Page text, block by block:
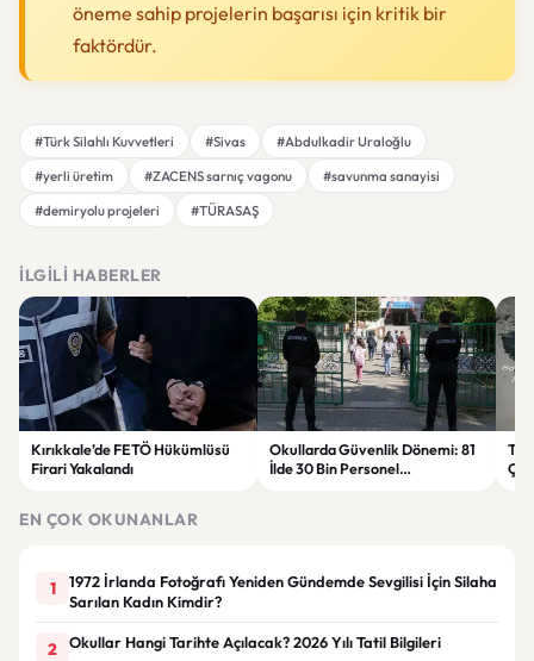
öneme sahip projelerin başarısı için kritik bir
faktördür.
#Türk Silahlı Kuvvetleri #Sivas
#Abdulkadir Uraloğlu
#yerli üretim
#ZACENS sarnıç vagonu
#savunma sanayisi
#demiryolu projeleri
#TÜRASAŞ
İLGILI HABERLER
Kırıkkale’de FETÖ Hükümlüsü
Firari Yakalandı
Okullarda Güvenlik Dönemi: 81
İlde 30 Bin Personel
EN ÇOK OKUNANLAR
1
1972 İrlanda Fotoğrafı Yeniden Gündemde Sevgilisi İçin Silaha
Sarılan Kadın Kimdir?
2 Okullar Hangi Tarihte Açılacak? 2026 Yılı Tatil Bilgileri